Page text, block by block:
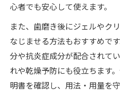
心者でも安心して使えます。
また、歯磨き後にジェルやク
なじませる方法もおすすめで
分や抗炎症成分が配合されて
れや乾燥予防にも役立ちます
明書を確認し、用法・用量を